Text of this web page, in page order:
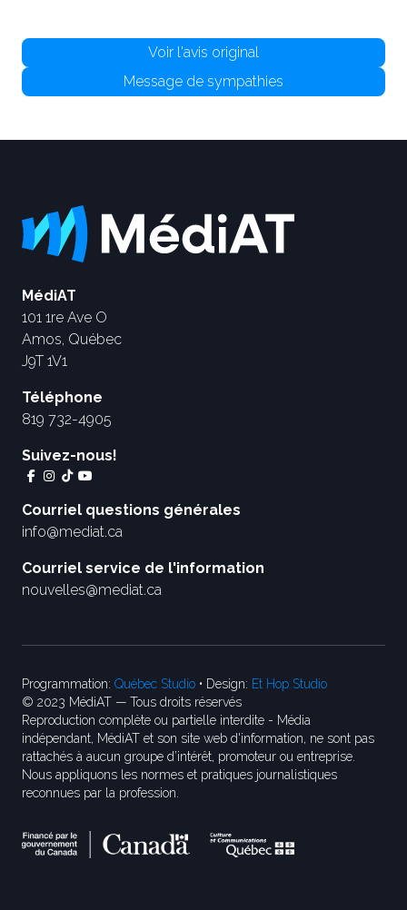
Voir l'avis original
Message de sympathies
MédiAT
101 1re Ave O
Amos, Québec
J9T 1V1
Téléphone
819 732-4905
Suivez-nous!
Courriel questions générales
info@mediat.ca
Courriel service de l'information
nouvelles@mediat.ca
Programmation: Québec Studio • Design: Et Hop Studio
© 2023 MédiAT — Tous droits réservés
Reproduction complète ou partielle interdite - Média
indépendant, MédiAT et son site web d'information, ne sont pas
rattachés à aucun groupe d’intérêt, promoteur ou entreprise.
Nous appliquons les normes et pratiques journalistiques
reconnues par la profession.